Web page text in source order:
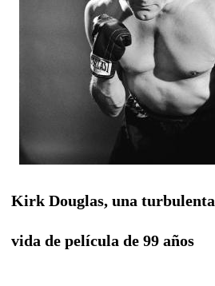
Kirk Douglas, una turbulenta
vida de película de 99 años